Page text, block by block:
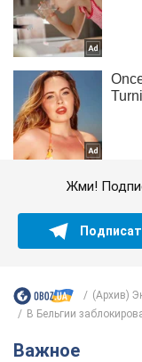
Жми!
(Архив)
В Бельгии
Важное